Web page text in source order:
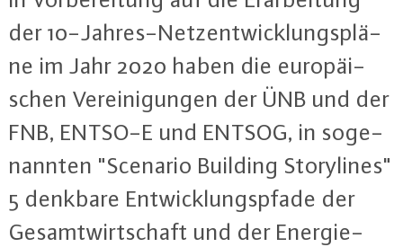
der 10-Jah­res-Netz­ent­wick­lungs­plä­
ne im Jahr 2020 haben die eu­ro­päi­
schen Ver­ei­ni­gun­gen der ÜNB und der
FNB, ENTSO-E und ENTSOG, in so­ge­
nann­ten "Scenario Building Sto­ry­lines"
5 denkbare Ent­wick­lungs­pfa­de der
Ge­samt­wirt­schaft und der En­er­gie­